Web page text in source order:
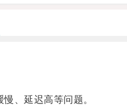
、延迟高等问题。